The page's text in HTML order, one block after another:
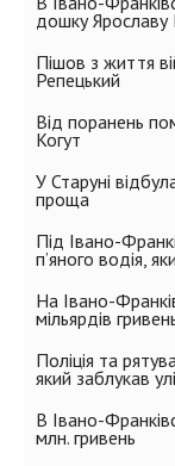
дошку Ярославу
Пішов з життя
Репецький
Від поранень
Когут
У Старуні
проща
Під Івано-
п’яного водія,
На Івано-
мільярдів
Поліція та
який заблукав
В Івано-
млн. гривень